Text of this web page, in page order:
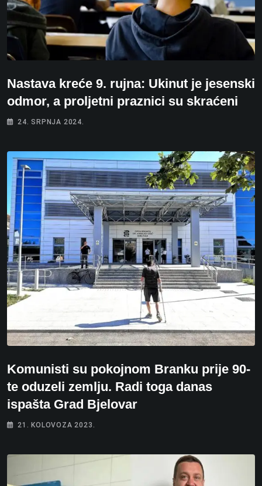
Nastava kreće 9. rujna: Ukinut je jesenski
odmor, a proljetni praznici su skraćeni
24. SRPNJA 2024.
Komunisti su pokojnom Branku prije 90-
te oduzeli zemlju. Radi toga danas
ispašta Grad Bjelovar
21. KOLOVOZA 2023.